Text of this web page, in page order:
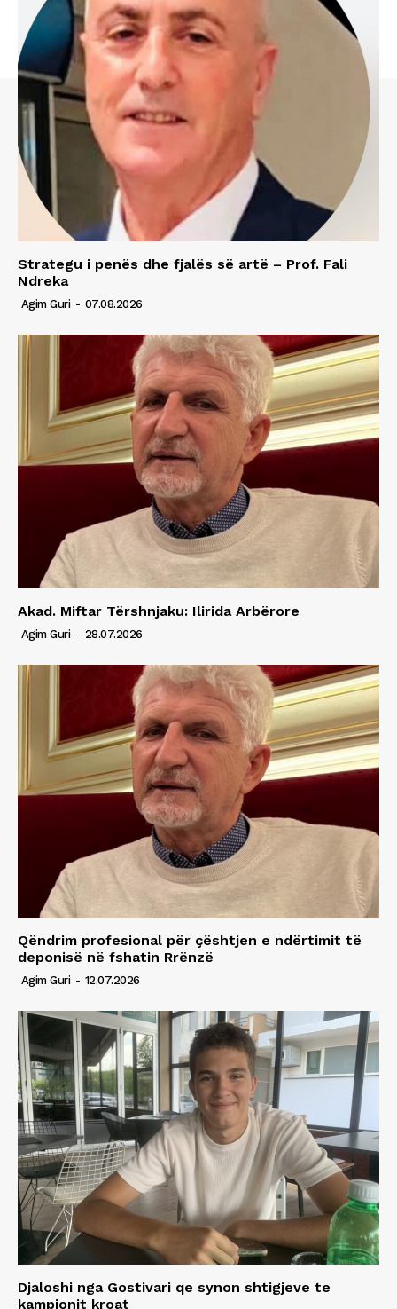
Strategu i penës dhe fjalës së artë – Prof. Fali
Ndreka
Agim Guri - 07.08.2026
Akad. Miftar Tërshnjaku: Ilirida Arbërore
Agim Guri - 28.07.2026
Qëndrim profesional për çështjen e ndërtimit të
deponisë në fshatin Rrënzë
Agim Guri - 12.07.2026
Djaloshi nga Gostivari qe synon shtigjeve te
kampionit kroat